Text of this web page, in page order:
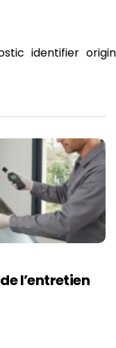
identifier
l’entretien